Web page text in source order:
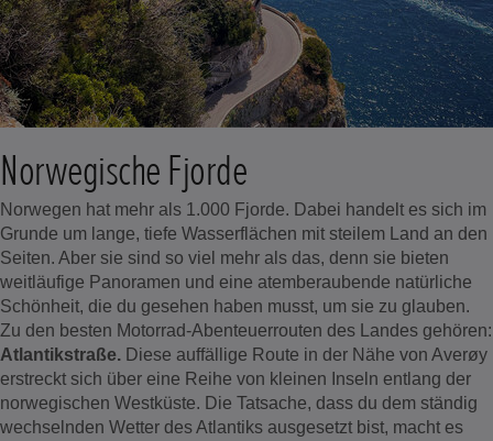
Norwegische Fjorde
Norwegen hat mehr als 1.000 Fjorde. Dabei handelt es sich im
Grunde um lange, tiefe Wasserflächen mit steilem Land an den
Seiten. Aber sie sind so viel mehr als das, denn sie bieten
weitläufige Panoramen und eine atemberaubende natürliche
Schönheit, die du gesehen haben musst, um sie zu glauben.
Zu den besten Motorrad-Abenteuerrouten des Landes gehören:
Atlantikstraße. Diese auffällige Route in der Nähe von Averøy
erstreckt sich über eine Reihe von kleinen Inseln entlang der
norwegischen Westküste. Die Tatsache, dass du dem ständig
wechselnden Wetter des Atlantiks ausgesetzt bist, macht es